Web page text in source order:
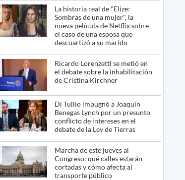
La historia real de "Elize:
Sombras de una mujer", la
nueva película de Netflix sobre
el caso de una esposa que
descuartizó a su marido
Ricardo Lorenzetti se metió en
el debate sobre la inhabilitación
de Cristina Kirchner
Di Tullio impugnó a Joaquín
Benegas Lynch por un presunto
conflicto de intereses en el
debate de la Ley de Tierras
Marcha de este jueves al
Congreso: qué calles estarán
cortadas y cómo afecta al
transporte público